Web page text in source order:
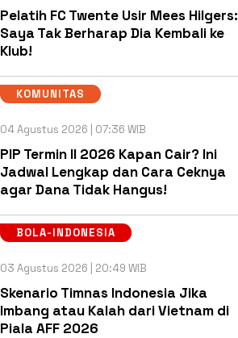
Pelatih FC Twente Usir Mees Hilgers:
Saya Tak Berharap Dia Kembali ke
Klub!
KOMUNITAS
04 Agustus 2026 | 07:36 WIB
PIP Termin II 2026 Kapan Cair? Ini
Jadwal Lengkap dan Cara Ceknya
agar Dana Tidak Hangus!
BOLA-INDONESIA
03 Agustus 2026 | 20:49 WIB
Skenario Timnas Indonesia Jika
Imbang atau Kalah dari Vietnam di
Piala AFF 2026